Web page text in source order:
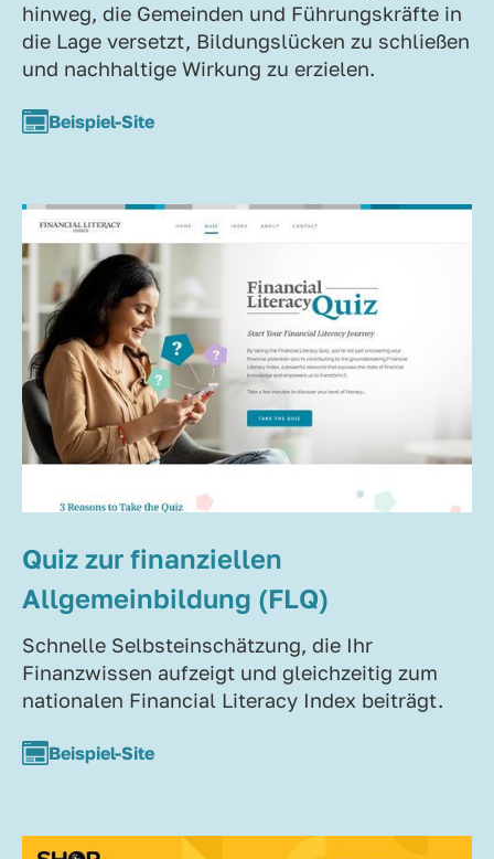
hinweg, die Gemeinden und Führungskräfte in
die Lage versetzt, Bildungslücken zu schließen
und nachhaltige Wirkung zu erzielen.
Beispiel-Site
Quiz zur finanziellen
Allgemeinbildung (FLQ)
Schnelle Selbsteinschätzung, die Ihr
Finanzwissen aufzeigt und gleichzeitig zum
nationalen Financial Literacy Index beiträgt.
Beispiel-Site